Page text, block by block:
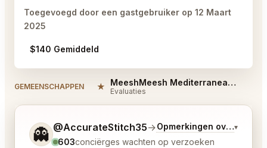
Toegevoegd door een gastgebruiker op 12 Maart
2025
$140 Gemiddeld
GEMEENSCHAPPEN ★ MeeshMeesh Mediterranean Louisville Reviews
Evaluaties
👻 @AccurateStitch35→Opmerkingen over▾
603conciërges wachten op verzoeken
Vertel me wat je wilt.